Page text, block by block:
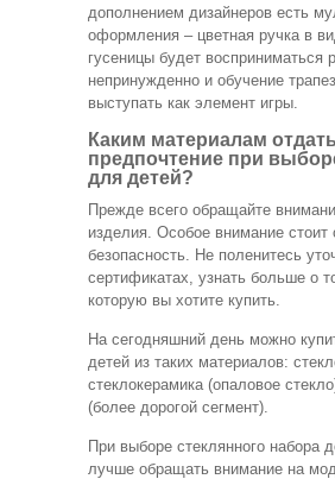
дополнением дизайнеров есть
оформления – цветная ручка в
гусеницы будет восприниматься
непринужденно и обучение
выступать как элемент игры.
Каким материалам отдать
предпочтение при
для детей?
Прежде всего обращайте
изделия. Особое внимание стоит
безопасность. Не поленитесь
сертификатах, узнать больше о
которую вы хотите купить.
На сегодняшний день можно
детей из таких материалов:
стеклокерамика (опаловое
(более дорогой сегмент).
При выборе стеклянного набора
лучше обращать внимание на